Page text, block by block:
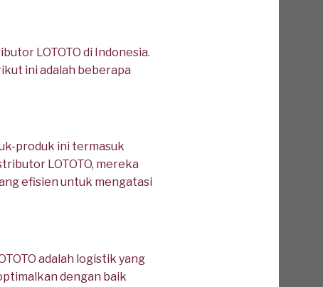
LOTOTO di Indonesia.
ini adalah beberapa
produk ini termasuk
LOTOTO, mereka
efisien untuk mengatasi
adalah logistik yang
dengan baik